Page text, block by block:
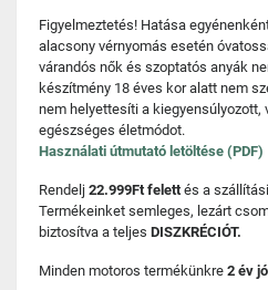
Figyelmeztetés! Hatása
alacsony vérnyomás esetén
várandós nők és szoptatós anyák
készítmény 18 éves kor alatt nem
nem helyettesíti a kiegyensúlyozott,
egészséges életmódot.
Használati útmutató letöltése (PDF)
Rendelj 22.999Ft felettés a
Termékeinket semleges, lezárt
biztosítva a teljes DISZKRÉCIÓT.
Minden motoros termékünkre 2 év